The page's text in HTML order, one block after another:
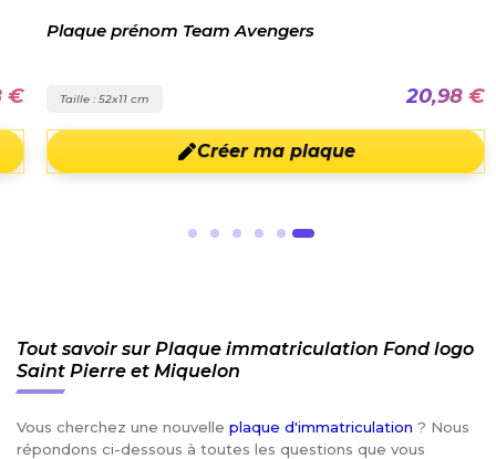
€
Plaque prénom Team Avengers
Taille : 52x11 cm 20,98 €
Créer ma plaque
Tout savoir sur Plaque immatriculation Fond logo
Saint Pierre et Miquelon
Vous cherchez une nouvelle plaque d'immatriculation ? Nous
répondons ci-dessous à toutes les questions que vous